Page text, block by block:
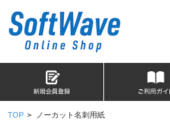
TOP > ノーカット名刺用紙